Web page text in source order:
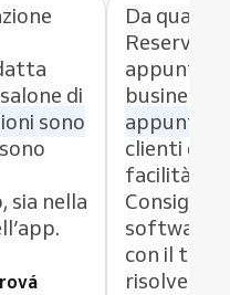
di
sono
sia nella
Da
Reservio
business,
clienti
facilità di
Consiglio
software
con il
risolve